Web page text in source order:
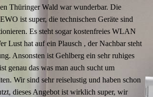
Thüringer Wald war wunderbar. Die
ist super, die technischen Geräte sind
Es steht sogar kostenfreies WLAN
Lust hat auf ein Plausch , der Nachbar steht
Ansonsten ist Gehlberg ein sehr ruhiges
genau das was man auch sucht um
Wir sind sehr reiselustig und haben schon
dieses Angebot ist wirklich super, wir